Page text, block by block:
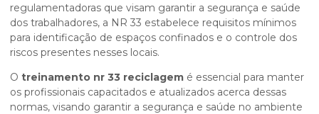
regulamentadoras que visam garantir a segurança e saúde
dos trabalhadores, a NR 33 estabelece requisitos mínimos
para identificação de espaços confinados e o controle dos
riscos presentes nesses locais.
O treinamento nr 33 reciclagem é essencial para manter
os profissionais capacitados e atualizados acerca dessas
normas, visando garantir a segurança e saúde no ambiente